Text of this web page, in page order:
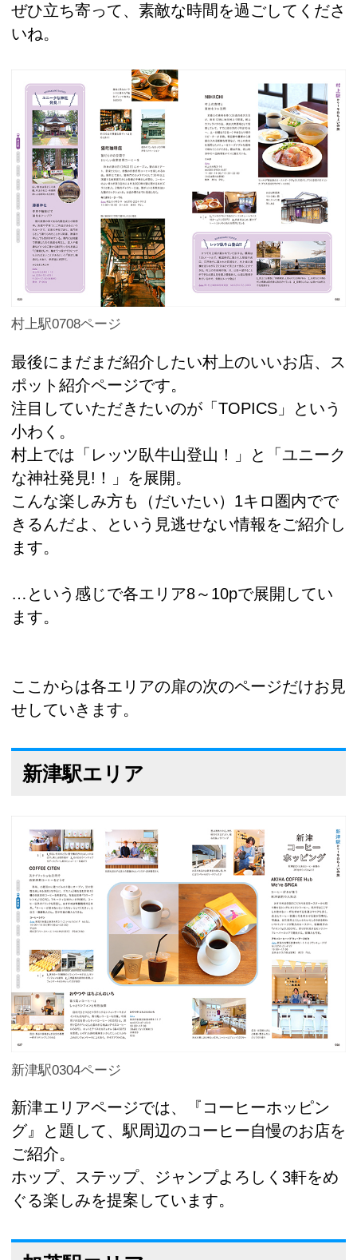
ぜひ立ち寄って、素敵な時間を過ごしてくださ
いね。
村上駅0708ページ
最後にまだまだ紹介したい村上のいいお店、ス
ポット紹介ページです。
注目していただきたいのが「TOPICS」という
小わく。
村上では「レッツ臥牛山登山！」と「ユニーク
な神社発見!！」を展開。
こんな楽しみ方も（だいたい）1キロ圏内でで
きるんだよ、という見逃せない情報をご紹介し
ます。
…という感じで各エリア8～10pで展開してい
ます。
ここからは各エリアの扉の次のページだけお見
せしていきます。
新津駅エリア
新津駅0304ページ
新津エリアページでは、『コーヒーホッピン
グ』と題して、駅周辺のコーヒー自慢のお店を
ご紹介。
ホップ、ステップ、ジャンプよろしく3軒をめ
ぐる楽しみを提案しています。